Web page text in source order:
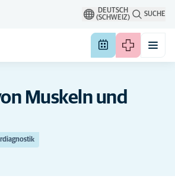
DEUTSCH
(SCHWEIZ)
SUCHE
Muskeln und